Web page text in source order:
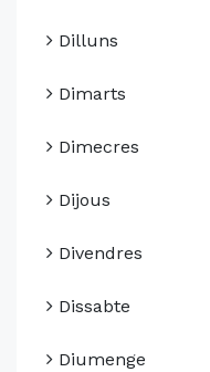
Dilluns
Dimarts
Dimecres
Dijous
Divendres
Dissabte
Diumenge